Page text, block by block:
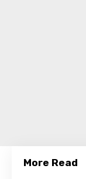
More Read